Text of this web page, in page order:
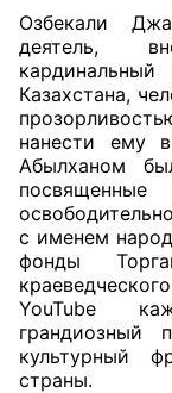
Озбекали
деятель,
Казахстана,
нанести ему
Абылханом
с именем
фонды
YouTube
грандиозный
культурный
страны.